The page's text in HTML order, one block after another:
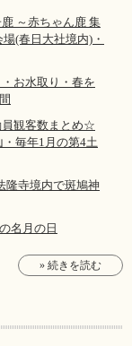
～赤ちゃん鹿 集
(春日大社境内)・
お水取り・春を
員観客数まとめ☆
毎年1月の第4土
隆寺境内で斑鳩神
名月の日
» 続きを読む